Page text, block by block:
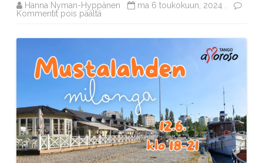
Hanna Nyman-Hyppänen
ma 6 toukokuun, 2024 .
Kommentit pois päältä
kesällä